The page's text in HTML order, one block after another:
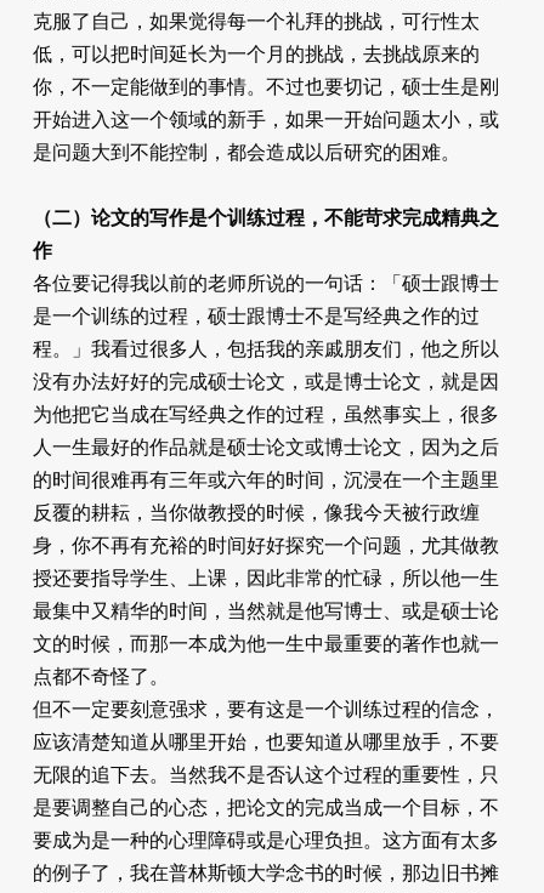
克服了自己，如果觉得每一个礼拜的挑战，可行性太
低，可以把时间延长为一个月的挑战，去挑战原来的
你，不一定能做到的事情。不过也要切记，硕士生是刚
开始进入这一个领域的新手，如果一开始问题太小，或
是问题大到不能控制，都会造成以后研究的困难。
（二）论文的写作是个训练过程，不能苛求完成精典之
作
各位要记得我以前的老师所说的一句话：「硕士跟博士
是一个训练的过程，硕士跟博士不是写经典之作的过
程。」我看过很多人，包括我的亲戚朋友们，他之所以
没有办法好好的完成硕士论文，或是博士论文，就是因
为他把它当成在写经典之作的过程，虽然事实上，很多
人一生最好的作品就是硕士论文或博士论文，因为之后
的时间很难再有三年或六年的时间，沉浸在一个主题里
反覆的耕耘，当你做教授的时候，像我今天被行政缠
身，你不再有充裕的时间好好探究一个问题，尤其做教
授还要指导学生、上课，因此非常的忙碌，所以他一生
最集中又精华的时间，当然就是他写博士、或是硕士论
文的时候，而那一本成为他一生中最重要的著作也就一
点都不奇怪了。
但不一定要刻意强求，要有这是一个训练过程的信念，
应该清楚知道从哪里开始，也要知道从哪里放手，不要
无限的追下去。当然我不是否认这个过程的重要性，只
是要调整自己的心态，把论文的完成当成一个目标，不
要成为是一种的心理障碍或是心理负担。这方面有太多
的例子了，我在普林斯顿大学念书的时候，那边旧书摊